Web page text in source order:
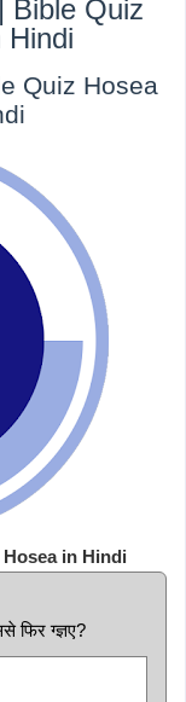
Bible Quiz
Hindi
Quiz Hosea
in Hindi
फिर ग्ज्ञए?